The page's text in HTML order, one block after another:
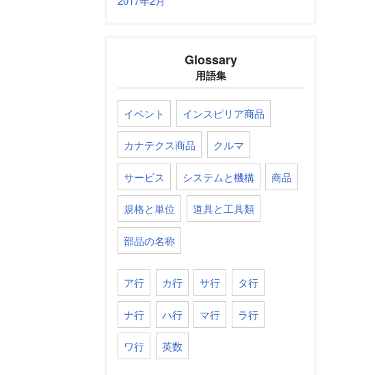
Glossary
用語集
イベント インスピリア商品
カナテクス商品 クルマ
サービス システムと機構 商品
規格と単位 道具と工具類
部品の名称
ア行 カ行 サ行 タ行
ナ行 ハ行 マ行 ラ行
ワ行 英数